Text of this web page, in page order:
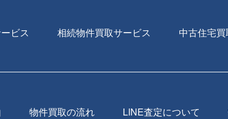
ビス 相続物件買取サービス 中古住宅
物件買取の流れ LINE査定について